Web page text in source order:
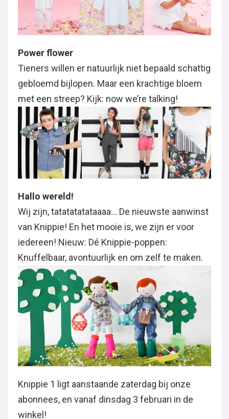
Power flower
Tieners willen er natuurlijk niet bepaald schattig
gebloemd bijlopen. Maar een krachtige bloem
met een streep? Kijk: now we’re talking!
Hallo wereld!
Wij zijn, tatatatatataaaa… De nieuwste aanwinst
van Knippie! En het mooie is, we zijn er voor
iedereen! Nieuw: Dé Knippie-poppen:
Knuffelbaar, avontuurlijk en om zelf te maken.
Knippie 1 ligt aanstaande zaterdag bij onze
abonnees, en vanaf dinsdag 3 februari in de
winkel!